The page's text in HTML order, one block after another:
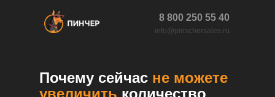
Почему сейчас не можете
увеличить количество
8 800 250 55 40
info@pinschersales.ru